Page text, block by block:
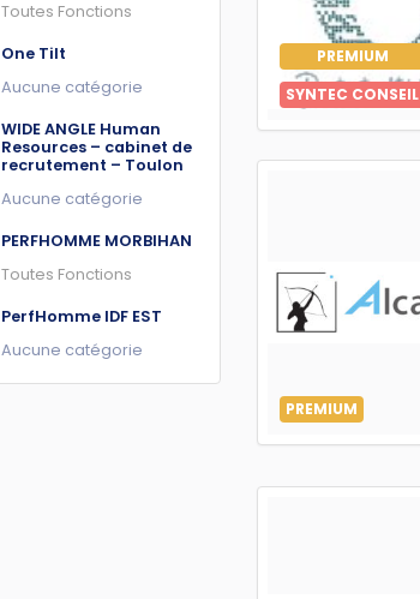
Toutes Fonctions
One Tilt
Aucune catégorie
WIDE ANGLE Human
Resources – cabinet de
recrutement – Toulon
Aucune catégorie
PERFHOMME MORBIHAN
Toutes Fonctions
PerfHomme IDF EST
Aucune catégorie
PREMIUM
SYNTEC CONSEIL
PREMIUM